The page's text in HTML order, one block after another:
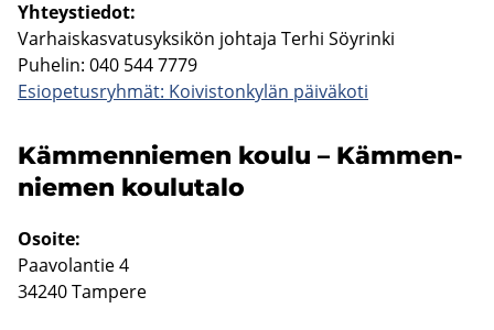
Yh­teys­tie­dot:
Var­hais­kas­va­tusyk­si­kön joh­ta­ja Terhi Söy­rin­ki
Pu­he­lin: 040 544 7779
Esio­pe­tus­ryh­mät: Koi­vis­ton­ky­län päi­vä­ko­ti
Käm­men­nie­men koulu – Käm­men­
nie­men kou­lu­ta­lo
Osoi­te:
Paa­vo­lan­tie 4
34240 Tam­pe­re